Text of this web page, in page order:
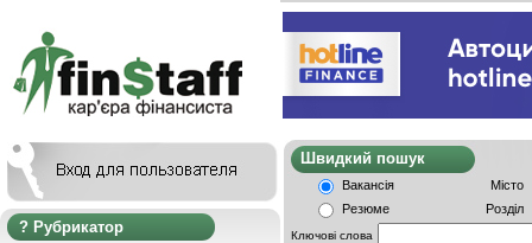
Рубрикатор
Швидкий
Вакансія
Місто
Резюме
Розділ
Ключові слова